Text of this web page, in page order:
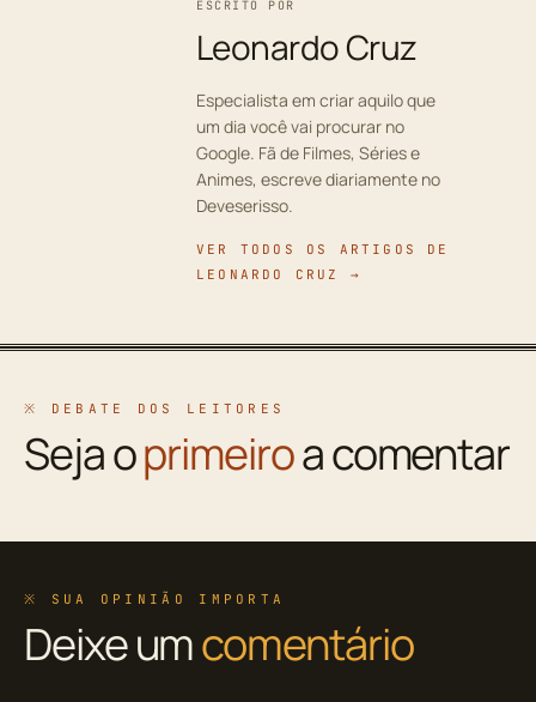
ESCRITO POR
Leonardo Cruz
Especialista em criar aquilo que
um dia você vai procurar no
Google. Fã de Filmes, Séries e
Animes, escreve diariamente no
Deveserisso.
VER TODOS OS ARTIGOS DE
LEONARDO CRUZ →
※ DEBATE DOS LEITORES
Seja oprimeiroa comentar
※ SUA OPINIÃO IMPORTA
Deixe umcomentário